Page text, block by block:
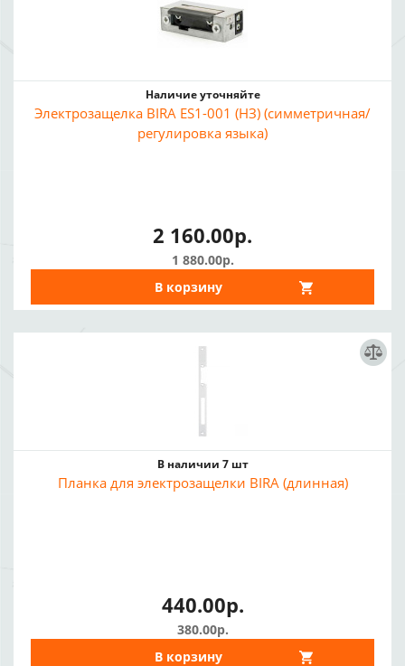
Наличие уточняйте
Электрозащелка BIRA ES1-001 (НЗ) (симметричная/
регулировка языка)
2 160.00р.
1 880.00р.
В корзину
В наличии 7 шт
Планка для электрозащелки BIRA (длинная)
440.00р.
380.00р.
В корзину